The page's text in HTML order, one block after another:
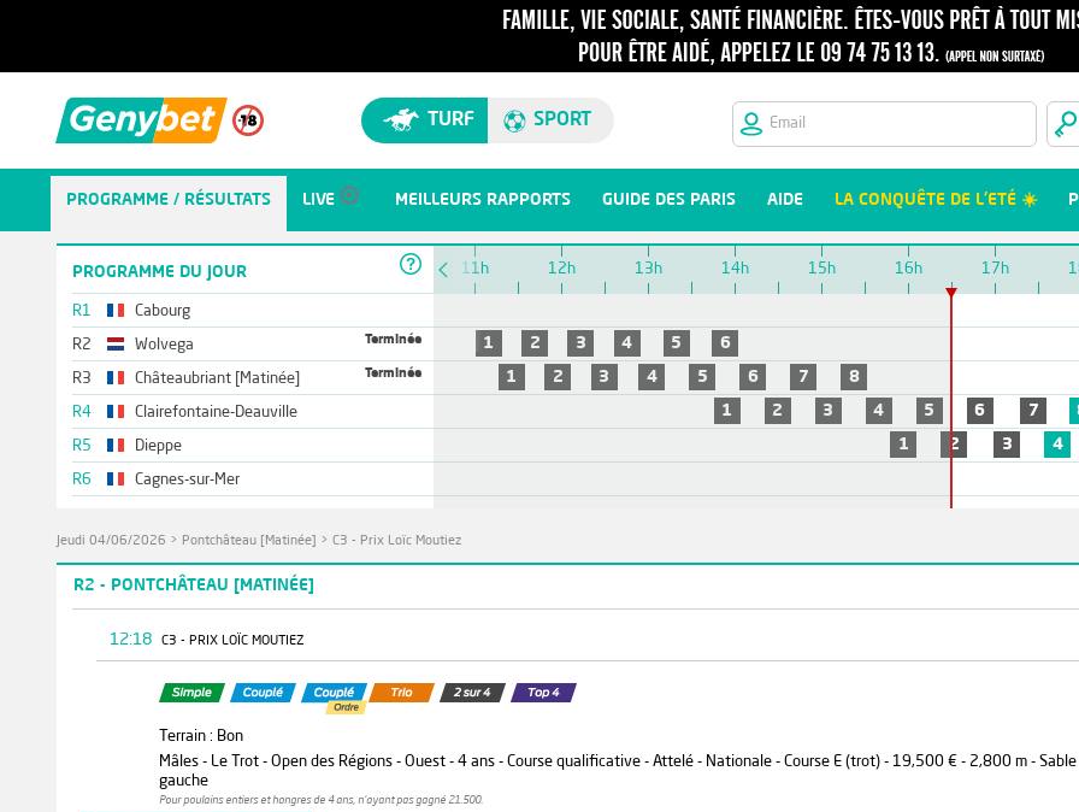
TURF SPORT
PROGRAMME / RÉSULTATS LIVE MEILLEURS RAPPORTS GUIDE DES PARIS AIDE LA CONQUÊTE DE L'ETÉ ☀️
PROGRAMME DU JOUR
R1 Cabourg
R2 Wolvega Terminée
R3 Châteaubriant [Matinée] Terminée
R4 Clairefontaine-Deauville
R5 Dieppe
R6 Cagnes-sur-Mer
10h 11h 12h 13h 14h 15h 16h 17h
1
2 3 4 5
6
1
2 3 4 5 6 7
8
1
2 3 4 5 6 7
1
2 3 4
Jeudi 04/06/2026 > Pontchâteau [Matinée] > C3 - Prix Loïc Moutiez
R2 - PONTCHÂTEAU [MATINÉE]
12:18 C3 - PRIX LOÏC MOUTIEZ
Terrain : Bon
Mâles - Le Trot - Open des Régions - Ouest - 4 ans - Course qualificative - Attelé - Nationale - Course E (trot) - 19,500 € - 2,800 m - Sable
gauche
Pour poulains entiers et hongres de 4 ans, n'ayant pas gagné 21.500.